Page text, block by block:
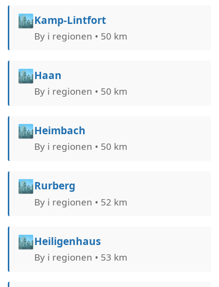
🏙️Kamp-Lintfort
By i regionen • 50 km
🏙️Haan
By i regionen • 50 km
🏙️Heimbach
By i regionen • 50 km
🏙️Rurberg
By i regionen • 52 km
🏙️Heiligenhaus
By i regionen • 53 km